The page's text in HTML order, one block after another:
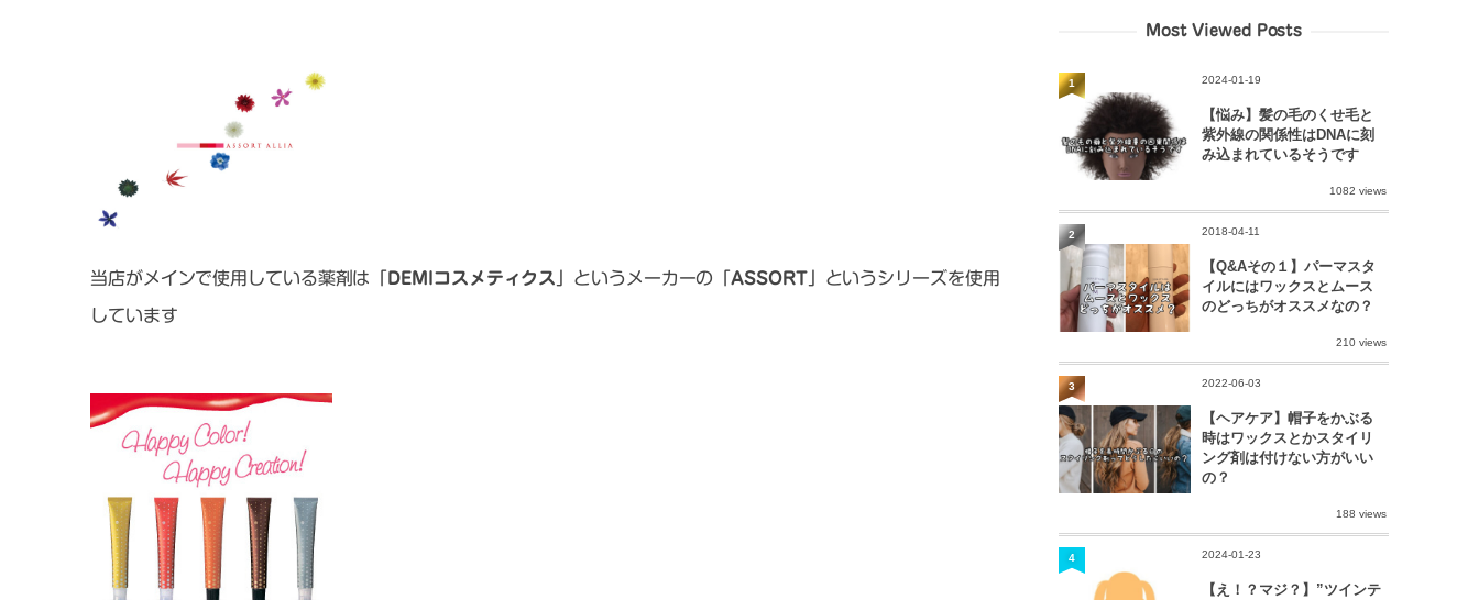
当店がメインで使用している薬剤は「 DEMIコスメティクス 」というメーカーの「 ASSORT」というシリーズを使用
しています
Most Viewed Posts
2024-01-19
【悩み】髪の毛のくせ毛と
紫外線の関係性はDNAに刻
み込まれているそうです
1082 views
1
2018-04-11
【Q&Aその１】パーマスタ
イルにはワックスとムース
のどっちがオススメなの？
210 views
2
2022-06-03
【ヘアケア】帽子をかぶる
時はワックスとかスタイリ
ング剤は付けない方がいい
の？
188 views
3
2024-01-23
【え！？マジ？】”ツインテ
4